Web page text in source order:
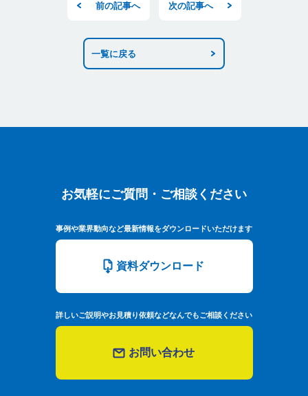
前の記事へ 次の記事へ
一覧に戻る
お気軽にご質問・ご相談ください
お気軽にご質問・ご相談ください
事例や業界動向など最新情報をダウンロードいただけます
資料ダウンロード
詳しいご説明やお見積り依頼などなんでもご相談ください
お問い合わせ